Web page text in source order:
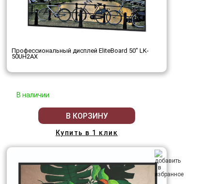
Профессиональный дисплей EliteBoard 50" LK-
50UH2AX
В наличии
В КОРЗИНУ
Купить в 1 клик